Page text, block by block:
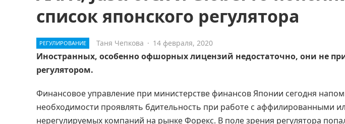
список японского регулятора
РЕГУЛИРОВАНИЕ Таня Чепкова · 14 февраля, 2020
Иностранных, особенно офшорных лицензий недостаточно, они не
регулятором.
Финансовое управление при министерстве финансов Японии сегодня
необходимости проявлять бдительность при работе с аффилированными
нерегулируемых компаний на рынке Форекс. В поле зрения регулятора